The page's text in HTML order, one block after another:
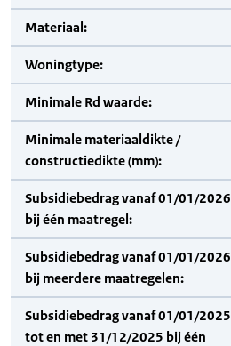
Materiaal:
Woningtype:
Minimale Rd waarde:
Minimale materiaaldikte /
constructiedikte (mm):
Subsidiebedrag vanaf 01/01/2026
bij één maatregel:
Subsidiebedrag vanaf 01/01/2026
bij meerdere maatregelen:
Subsidiebedrag vanaf 01/01/2025
tot en met 31/12/2025 bij één